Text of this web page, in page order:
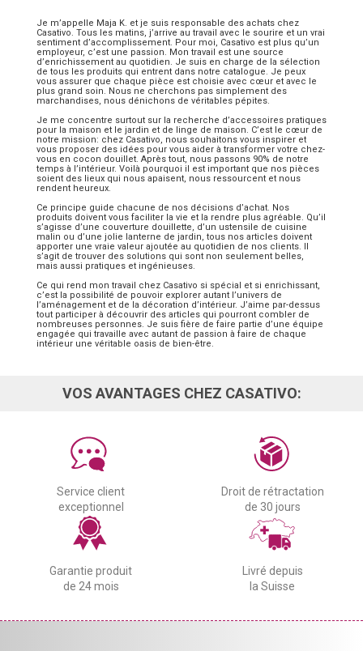
Je m’appelle Maja K. et je suis responsable des achats chez
Casativo. Tous les matins, j’arrive au travail avec le sourire et un vrai
sentiment d’accomplissement. Pour moi, Casativo est plus qu’un
employeur, c’est une passion. Mon travail est une source
d’enrichissement au quotidien. Je suis en charge de la sélection
de tous les produits qui entrent dans notre catalogue. Je peux
vous assurer que chaque pièce est choisie avec cœur et avec le
plus grand soin. Nous ne cherchons pas simplement des
marchandises, nous dénichons de véritables pépites.
Je me concentre surtout sur la recherche d’accessoires pratiques
pour la maison et le jardin et de linge de maison. C’est le cœur de
notre mission: chez Casativo, nous souhaitons vous inspirer et
vous proposer des idées pour vous aider à transformer votre chez-
vous en cocon douillet. Après tout, nous passons 90% de notre
temps à l’intérieur. Voilà pourquoi il est important que nos pièces
soient des lieux qui nous apaisent, nous ressourcent et nous
rendent heureux.
Ce principe guide chacune de nos décisions d’achat. Nos
produits doivent vous faciliter la vie et la rendre plus agréable. Qu’il
s’agisse d’une couverture douillette, d’un ustensile de cuisine
malin ou d’une jolie lanterne de jardin, tous nos articles doivent
apporter une vraie valeur ajoutée au quotidien de nos clients. Il
s’agit de trouver des solutions qui sont non seulement belles,
mais aussi pratiques et ingénieuses.
Ce qui rend mon travail chez Casativo si spécial et si enrichissant,
c’est la possibilité de pouvoir explorer autant l’univers de
l’aménagement et de la décoration d’intérieur. J’aime par-dessus
tout participer à découvrir des articles qui pourront combler de
nombreuses personnes. Je suis fière de faire partie d’une équipe
engagée qui travaille avec autant de passion à faire de chaque
intérieur une véritable oasis de bien-être.
VOS AVANTAGES CHEZ CASATIVO:
Service client
exceptionnel
Droit de rétractation
de 30 jours
Garantie produit
de 24 mois
Livré depuis
la Suisse